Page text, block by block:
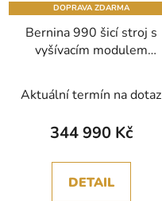
DOPRAVA ZDARMA
Bernina 990 šicí stroj s
vyšívacím modulem
zaučení zdarma
Aktuální termín na dotaz
344 990 Kč
DETAIL